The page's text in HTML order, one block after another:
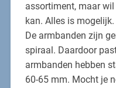
assortiment, maar
kan. Alles is mogelijk.
De armbanden zijn
spiraal. Daardoor
armbanden hebben
60-65 mm. Mocht je